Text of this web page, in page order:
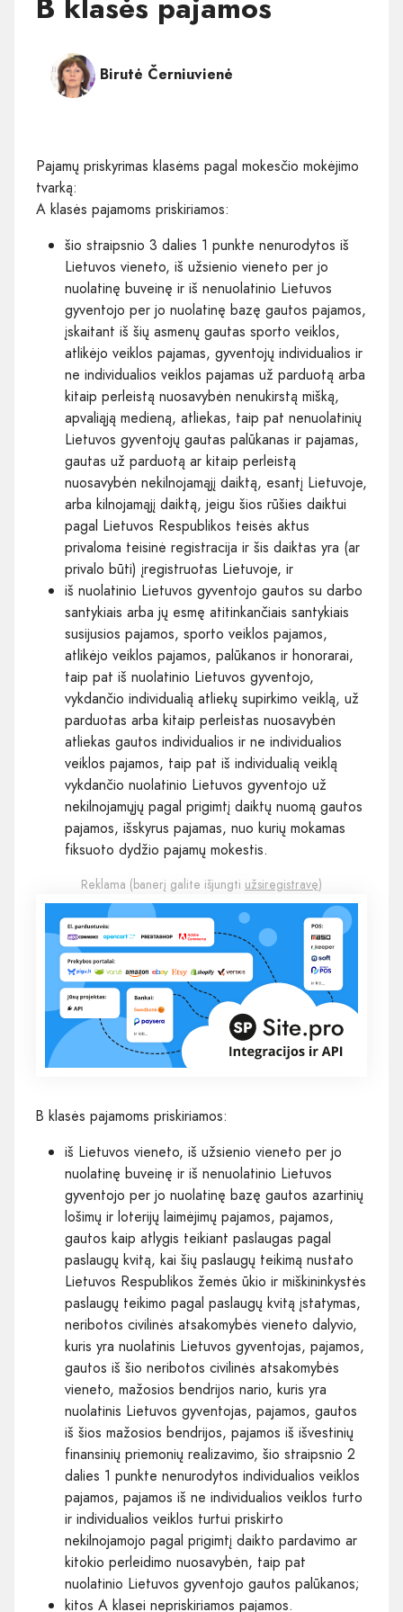
Birutė Černiuvienė
Pajamų priskyrimas klasėms pagal mokesčio mokėjimo
tvarką:
A klasės pajamoms priskiriamos:
šio straipsnio 3 dalies 1 punkte nenurodytos iš
Lietuvos vieneto, iš užsienio vieneto per jo
nuolatinę buveinę ir iš nenuolatinio Lietuvos
gyventojo per jo nuolatinę bazę gautos pajamos,
įskaitant iš šių asmenų gautas sporto veiklos,
atlikėjo veiklos pajamas, gyventojų individualios ir
ne individualios veiklos pajamas už parduotą arba
kitaip perleistą nuosavybėn nenukirstą mišką,
apvaliąją medieną, atliekas, taip pat nenuolatinių
Lietuvos gyventojų gautas palūkanas ir pajamas,
gautas už parduotą ar kitaip perleistą
nuosavybėn nekilnojamąjį daiktą, esantį Lietuvoje,
arba kilnojamąjį daiktą, jeigu šios rūšies daiktui
pagal Lietuvos Respublikos teisės aktus
privaloma teisinė registracija ir šis daiktas yra (ar
privalo būti) įregistruotas Lietuvoje, ir
iš nuolatinio Lietuvos gyventojo gautos su darbo
santykiais arba jų esmę atitinkančiais santykiais
susijusios pajamos, sporto veiklos pajamos,
atlikėjo veiklos pajamos, palūkanos ir honorarai,
taip pat iš nuolatinio Lietuvos gyventojo,
vykdančio individualią atliekų supirkimo veiklą, už
parduotas arba kitaip perleistas nuosavybėn
atliekas gautos individualios ir ne individualios
veiklos pajamos, taip pat iš individualią veiklą
vykdančio nuolatinio Lietuvos gyventojo už
nekilnojamųjų pagal prigimtį daiktų nuomą gautos
pajamos, išskyrus pajamas, nuo kurių mokamas
fiksuoto dydžio pajamų mokestis.
Reklama (banerį galite išjungti užsiregistravę)
B klasės pajamoms priskiriamos:
iš Lietuvos vieneto, iš užsienio vieneto per jo
nuolatinę buveinę ir iš nenuolatinio Lietuvos
gyventojo per jo nuolatinę bazę gautos azartinių
lošimų ir loterijų laimėjimų pajamos, pajamos,
gautos kaip atlygis teikiant paslaugas pagal
paslaugų kvitą, kai šių paslaugų teikimą nustato
Lietuvos Respublikos žemės ūkio ir miškininkystės
paslaugų teikimo pagal paslaugų kvitą įstatymas,
neribotos civilinės atsakomybės vieneto dalyvio,
kuris yra nuolatinis Lietuvos gyventojas, pajamos,
gautos iš šio neribotos civilinės atsakomybės
vieneto, mažosios bendrijos nario, kuris yra
nuolatinis Lietuvos gyventojas, pajamos, gautos
iš šios mažosios bendrijos, pajamos iš išvestinių
finansinių priemonių realizavimo, šio straipsnio 2
dalies 1 punkte nenurodytos individualios veiklos
pajamos, pajamos iš ne individualios veiklos turto
ir individualios veiklos turtui priskirto
nekilnojamojo pagal prigimtį daikto pardavimo ar
kitokio perleidimo nuosavybėn, taip pat
nuolatinio Lietuvos gyventojo gautos palūkanos;
kitos A klasei nepriskiriamos pajamos.